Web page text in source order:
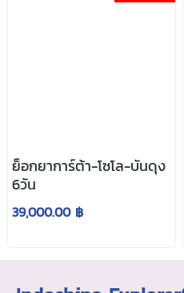
ย็อกยาการ์ต้า-โซโล-บันดุง
6วัน
39,000.00 ฿